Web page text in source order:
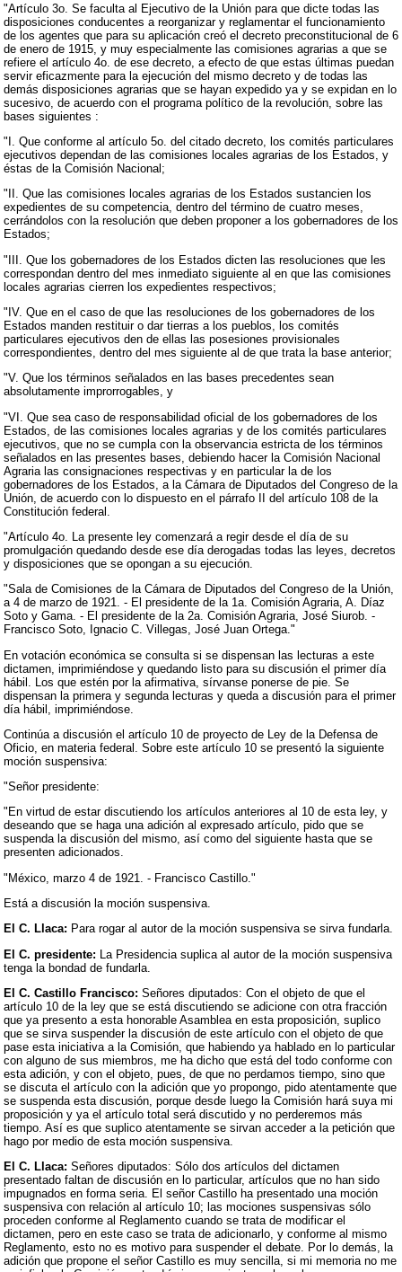
"Artículo 3o. Se faculta al Ejecutivo de la Unión para que dicte todas las
disposiciones conducentes a reorganizar y reglamentar el funcionamiento
de los agentes que para su aplicación creó el decreto preconstitucional de 6
de enero de 1915, y muy especialmente las comisiones agrarias a que se
refiere el artículo 4o. de ese decreto, a efecto de que estas últimas puedan
servir eficazmente para la ejecución del mismo decreto y de todas las
demás disposiciones agrarias que se hayan expedido ya y se expidan en lo
sucesivo, de acuerdo con el programa político de la revolución, sobre las
bases siguientes :
"I. Que conforme al artículo 5o. del citado decreto, los comités particulares
ejecutivos dependan de las comisiones locales agrarias de los Estados, y
éstas de la Comisión Nacional;
"II. Que las comisiones locales agrarias de los Estados sustancien los
expedientes de su competencia, dentro del término de cuatro meses,
cerrándolos con la resolución que deben proponer a los gobernadores de los
Estados;
"III. Que los gobernadores de los Estados dicten las resoluciones que les
correspondan dentro del mes inmediato siguiente al en que las comisiones
locales agrarias cierren los expedientes respectivos;
"IV. Que en el caso de que las resoluciones de los gobernadores de los
Estados manden restituir o dar tierras a los pueblos, los comités
particulares ejecutivos den de ellas las posesiones provisionales
correspondientes, dentro del mes siguiente al de que trata la base anterior;
"V. Que los términos señalados en las bases precedentes sean
absolutamente improrrogables, y
"VI. Que sea caso de responsabilidad oficial de los gobernadores de los
Estados, de las comisiones locales agrarias y de los comités particulares
ejecutivos, que no se cumpla con la observancia estricta de los términos
señalados en las presentes bases, debiendo hacer la Comisión Nacional
Agraria las consignaciones respectivas y en particular la de los
gobernadores de los Estados, a la Cámara de Diputados del Congreso de la
Unión, de acuerdo con lo dispuesto en el párrafo II del artículo 108 de la
Constitución federal.
"Artículo 4o. La presente ley comenzará a regir desde el día de su
promulgación quedando desde ese día derogadas todas las leyes, decretos
y disposiciones que se opongan a su ejecución.
"Sala de Comisiones de la Cámara de Diputados del Congreso de la Unión,
a 4 de marzo de 1921. - El presidente de la 1a. Comisión Agraria, A. Díaz
Soto y Gama. - El presidente de la 2a. Comisión Agraria, José Siurob. -
Francisco Soto, Ignacio C. Villegas, José Juan Ortega."
En votación económica se consulta si se dispensan las lecturas a este
dictamen, imprimiéndose y quedando listo para su discusión el primer día
hábil. Los que estén por la afirmativa, sírvanse ponerse de pie. Se
dispensan la primera y segunda lecturas y queda a discusión para el primer
día hábil, imprimiéndose.
Continúa a discusión el artículo 10 de proyecto de Ley de la Defensa de
Oficio, en materia federal. Sobre este artículo 10 se presentó la siguiente
moción suspensiva:
"Señor presidente:
"En virtud de estar discutiendo los artículos anteriores al 10 de esta ley, y
deseando que se haga una adición al expresado artículo, pido que se
suspenda la discusión del mismo, así como del siguiente hasta que se
presenten adicionados.
"México, marzo 4 de 1921. - Francisco Castillo."
Está a discusión la moción suspensiva.
El C. Llaca: Para rogar al autor de la moción suspensiva se sirva fundarla.
El C. presidente: La Presidencia suplica al autor de la moción suspensiva
tenga la bondad de fundarla.
El C. Castillo Francisco: Señores diputados: Con el objeto de que el
artículo 10 de la ley que se está discutiendo se adicione con otra fracción
que ya presento a esta honorable Asamblea en esta proposición, suplico
que se sirva suspender la discusión de este artículo con el objeto de que
pase esta iniciativa a la Comisión, que habiendo ya hablado en lo particular
con alguno de sus miembros, me ha dicho que está del todo conforme con
esta adición, y con el objeto, pues, de que no perdamos tiempo, sino que
se discuta el artículo con la adición que yo propongo, pido atentamente que
se suspenda esta discusión, porque desde luego la Comisión hará suya mi
proposición y ya el artículo total será discutido y no perderemos más
tiempo. Así es que suplico atentamente se sirvan acceder a la petición que
hago por medio de esta moción suspensiva.
El C. Llaca: Señores diputados: Sólo dos artículos del dictamen
presentado faltan de discusión en lo particular, artículos que no han sido
impugnados en forma seria. El señor Castillo ha presentado una moción
suspensiva con relación al artículo 10; las mociones suspensivas sólo
proceden conforme al Reglamento cuando se trata de modificar el
dictamen, pero en este caso se trata de adicionarlo, y conforme al mismo
Reglamento, esto no es motivo para suspender el debate. Por lo demás, la
adición que propone el señor Castillo es muy sencilla, si mi memoria no me